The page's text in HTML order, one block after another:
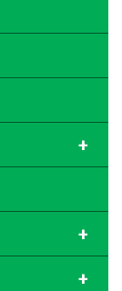
+
+
+